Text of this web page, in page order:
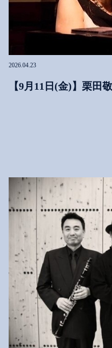
2026.04.23
【9月11日(金)】栗田